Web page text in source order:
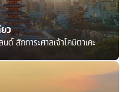
ว
ด์ สักการะศาลเจ้าโคมิตาเคะ